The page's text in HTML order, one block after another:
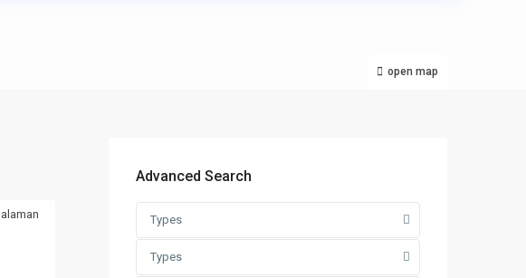
open map
Advanced Search
Types
Types